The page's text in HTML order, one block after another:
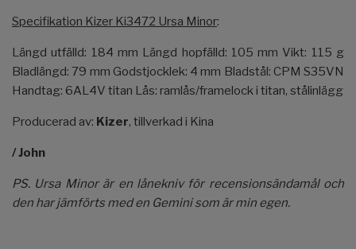
Specifikation Kizer Ki3472 Ursa Minor:
Längd utfälld: 184 mm Längd hopfälld: 105 mm Vikt: 115 g
Bladlängd: 79 mm Godstjocklek: 4 mm Bladstål: CPM S35VN
Handtag: 6AL4V titan Lås: ramlås/framelock i titan, stålinlägg
Producerad av: Kizer, tillverkad i Kina
/ John
PS. Ursa Minor är en lånekniv för recensionsändamål och
den har jämförts med en Gemini som är min egen.